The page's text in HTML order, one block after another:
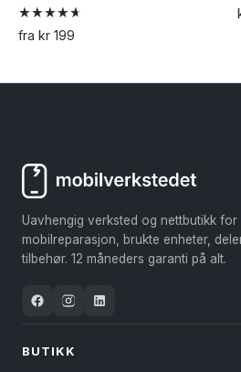
Vurdert
4.73
fra kr 199
produktet
Alternativene
kan
velges
på
Uavhengig verksted og nettbutikk for
mobilreparasjon, brukte enheter,
tilbehør. 12 måneders garanti på alt.
BUTIKK